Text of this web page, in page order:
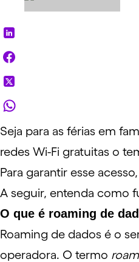
Seja para as férias em
redes Wi-Fi gratuitas o
Para garantir esse
A seguir, entenda como
O que é roaming de
Roaming de dados é o
operadora. O termo